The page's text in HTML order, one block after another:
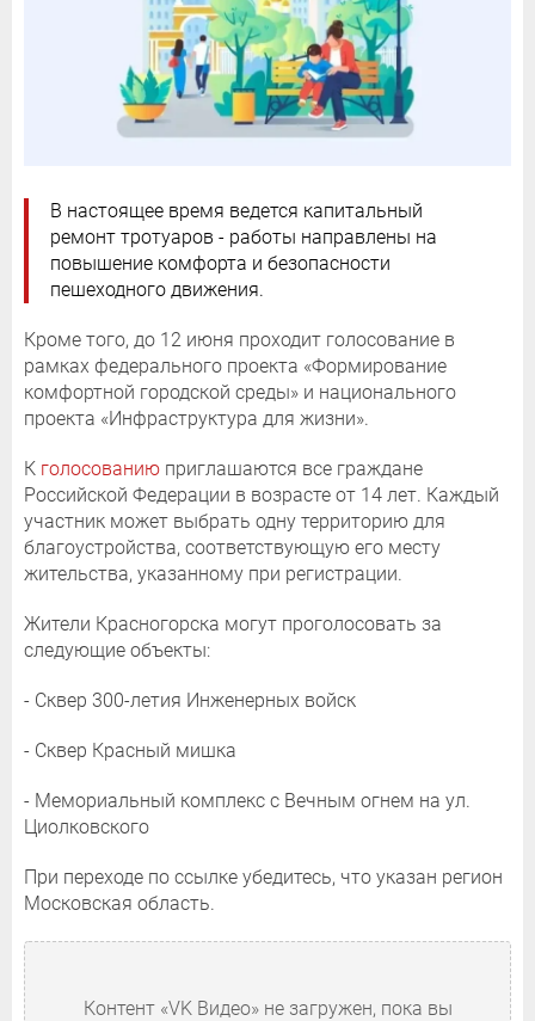
В настоящее время ведется капитальный
ремонт тротуаров - работы направлены на
повышение комфорта и безопасности
пешеходного движения.
Кроме того, до 12 июня проходит голосование в
рамках федерального проекта «Формирование
комфортной городской среды» и национального
проекта «Инфраструктура для жизни».
К голосованию приглашаются все граждане
Российской Федерации в возрасте от 14 лет. Каждый
участник может выбрать одну территорию для
благоустройства, соответствующую его месту
жительства, указанному при регистрации.
Жители Красногорска могут проголосовать за
следующие объекты:
- Сквер 300-летия Инженерных войск
- Сквер Красный мишка
- Мемориальный комплекс с Вечным огнем на ул.
Циолковского
При переходе по ссылке убедитесь, что указан регион
Московская область.
Контент «VK Видео» не загружен, пока вы